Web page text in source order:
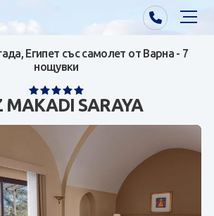
Пловдив/Бургас
Египет със самолет от Варна - 7
нощувки
MAKADI SARAYA